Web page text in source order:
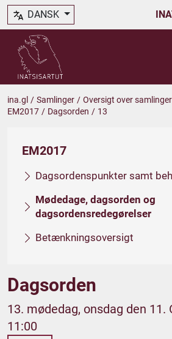
DANSK
ina.gl / Samlinger / Oversigt over samlinger
EM2017 / Dagsorden / 13
EM2017
Dagsordenspunkter samt
Mødedage, dagsorden og
dagsordensredegørelser
Betænkningsoversigt
Dagsorden
13. mødedag, onsdag den 11.
11:00